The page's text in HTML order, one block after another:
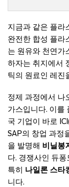
지금과 같은 플라
완전한 합성 플라
는 원유와 천연가
하자는 취지에서
틱의 원료인 레진
정제 과정에서 나
가스입니다. 이를
국 기업이 바로
SAP의 창업 과정
을 발명해 비닐봉
다. 경쟁사인 듀
특히 나일론 스타
니다.